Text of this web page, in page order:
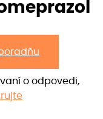
o odpovedi,